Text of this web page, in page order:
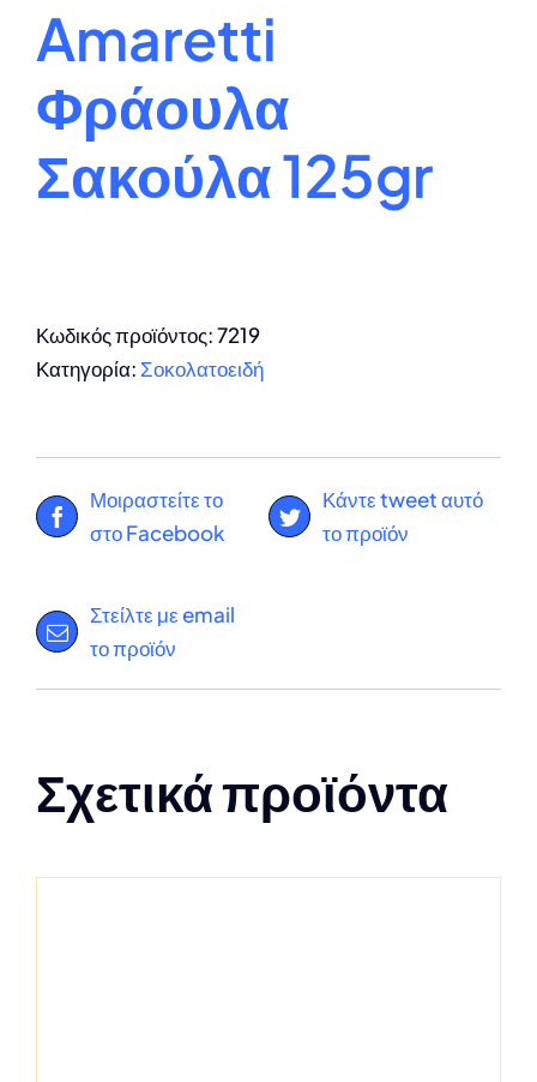
Amaretti
Φράουλα
Σακούλα 125gr
Κωδικός προϊόντος:7219
Κατηγορία: Σοκολατοειδή
Μοιραστείτε το
στο Facebook
Κάντε tweet αυτό
το προϊόν
Στείλτε με email
το προϊόν
Σχετικά προϊόντα